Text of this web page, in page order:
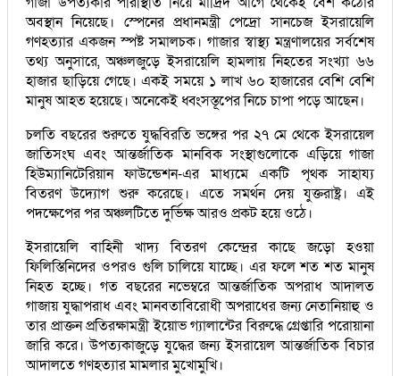
অবস্থান নিয়েছে। স্পেনের প্রধানমন্ত্রী পেদ্রো সানচেজ ইসরায়েলি
গণহত্যার একজন স্পষ্ট সমালচক। গাজার স্বাস্থ্য মন্ত্রণালয়ের সর্বশেষ
তথ্য অনুসারে, অঞ্চলজুড়ে ইসরায়েলি হামলায় নিহতের সংখ্যা ৬৬
হাজার ছাড়িয়ে গেছে। একই সময়ে ১ লাখ ৬০ হাজারের বেশি বেশি
মানুষ আহত হয়েছে। অনেকেই ধ্বংসস্তূপের নিচে চাপা পড়ে আছেন।
চলতি বছরের শুরুতে যুদ্ধবিরতি ভঙ্গের পর ২৭ মে থেকে ইসরায়েল
জাতিসংঘ এবং আন্তর্জাতিক মানবিক সংস্থাগুলোকে এড়িয়ে গাজা
হিউম্যানিটেরিয়ান ফাউন্ডেশন-এর মাধ্যমে একটি পৃথক সাহায্য
বিতরণ উদ্যোগ শুরু করেছে। এতে সমর্থন দেয় যুক্তরাষ্ট্র। এই
পদক্ষেপের পর অঞ্চলটিতে দুর্ভিক্ষ আরও প্রকট হয়ে ওঠে।
ইসরায়েলি বাহিনী খাদ্য বিতরণ কেন্দ্রের কাছে জড়ো হওয়া
ফিলিস্তিনিদের ওপরও গুলি চালিয়ে যাচ্ছে। এর ফলে শত শত মানুষ
নিহত হচ্ছে। গত বছরের নভেম্বরে আন্তর্জাতিক অপরাধ আদালত
গাজায় যুদ্ধাপরাধ এবং মানবতাবিরোধী অপরাধের জন্য নেতানিয়াহু ও
তার প্রাক্তন প্রতিরক্ষামন্ত্রী ইয়োভ গ্যালান্টের বিরুদ্ধে গ্রেপ্তারি পরোয়ানা
জারি করে। উপত্যকাজুড়ে যুদ্ধের জন্য ইসরায়েল আন্তর্জাতিক বিচার
আদালতে গণহত্যার মামলার মুখোমুখি।